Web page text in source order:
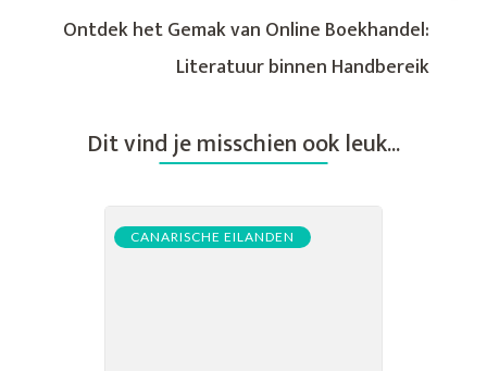
Ontdek het Gemak van Online Boekhandel:
Literatuur binnen Handbereik
Dit vind je misschien ook leuk...
CANARISCHE EILANDEN